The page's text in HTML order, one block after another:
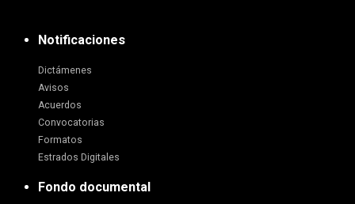
Notificaciones
Dictámenes
Avisos
Acuerdos
Convocatorias
Formatos
Estrados Digitales
Fondo documental